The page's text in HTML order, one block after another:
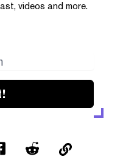
videos and more.